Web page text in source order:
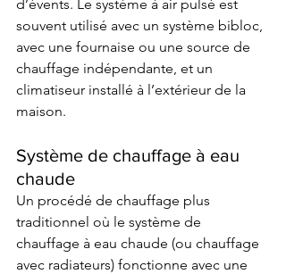
d’évents. Le système à air pulsé est
souvent utilisé avec un système bibloc,
avec une fournaise ou une source de
chauffage indépendante, et un
climatiseur installé à l’extérieur de la
maison.
Système de chauffage à eau
chaude
Un procédé de chauffage plus
traditionnel où le système de
chauffage à eau chaude (ou chauffage
avec radiateurs) fonctionne avec une